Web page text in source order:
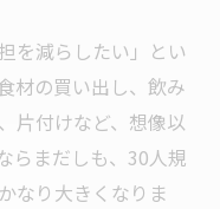
を減らしたい」とい
材の買い出し、飲み
片付けなど、想像以
らまだしも、30人規
なり大きくなりま